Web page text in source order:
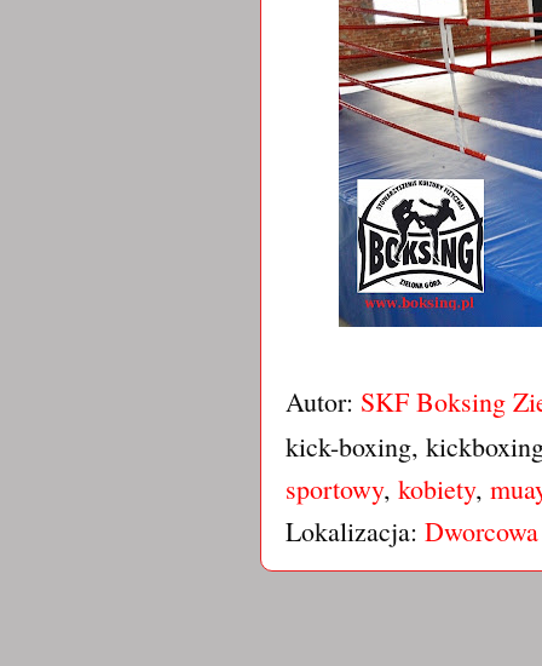
Autor: SKF Boksing
kick-boxing,
sportowy, kobiety,
Lokalizacja: